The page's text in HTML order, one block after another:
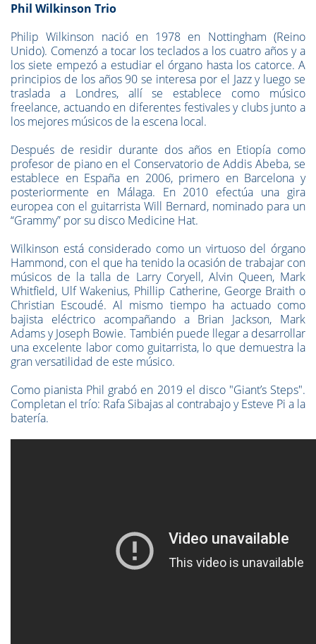
Phil Wilkinson Trio
Philip Wilkinson nació en 1978 en Nottingham (Reino
Unido). Comenzó a tocar los teclados a los cuatro años y a
los siete empezó a estudiar el órgano hasta los catorce. A
principios de los años 90 se interesa por el Jazz y luego se
traslada a Londres, allí se establece como músico
freelance, actuando en diferentes festivales y clubs junto a
los mejores músicos de la escena local.
Después de residir durante dos años en Etiopía como
profesor de piano en el Conservatorio de Addis Abeba, se
establece en España en 2006, primero en Barcelona y
posteriormente en Málaga. En 2010 efectúa una gira
europea con el guitarrista Will Bernard, nominado para un
“Grammy” por su disco Medicine Hat.
Wilkinson está considerado como un virtuoso del órgano
Hammond, con el que ha tenido la ocasión de trabajar con
músicos de la talla de Larry Coryell, Alvin Queen, Mark
Whitfield, Ulf Wakenius, Phillip Catherine, George Braith o
Christian Escoudé. Al mismo tiempo ha actuado como
bajista eléctrico acompañando a Brian Jackson, Mark
Adams y Joseph Bowie. También puede llegar a desarrollar
una excelente labor como guitarrista, lo que demuestra la
gran versatilidad de este músico.
Como pianista Phil grabó en 2019 el disco "Giant’s Steps".
Completan el trío: Rafa Sibajas al contrabajo y Esteve Pi a la
batería.